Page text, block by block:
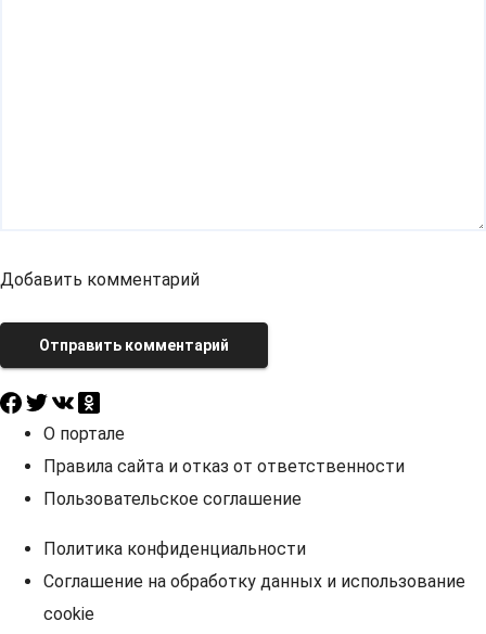
Добавить комментарий
Отправить комментарий
О портале
Правила сайта и отказ от ответственности
Пользовательское соглашение
Политика конфиденциальности
Соглашение на обработку данных и использование
cookie